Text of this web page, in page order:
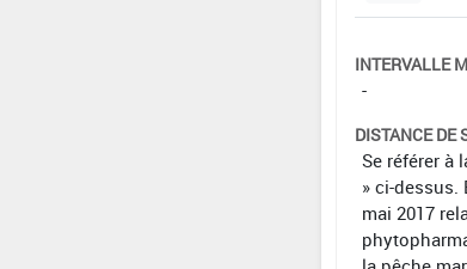
INTERVALLE
-
DISTANCE DE
Se référer à
» ci-dessus.
mai 2017